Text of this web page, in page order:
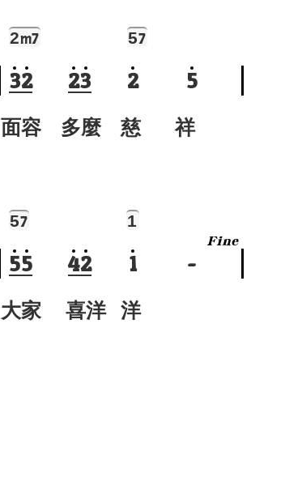
2m7 57
32 23 2 5
面容 多麼 慈 祥
57 1
55 42 1 -
大家 喜洋 洋